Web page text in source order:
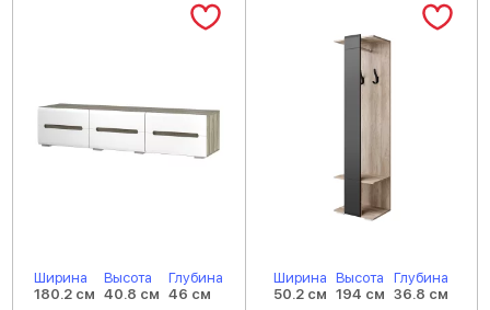
Ширина
180.2 см
Высота
40.8 см
Глубина
46 см
Ширина
50.2 см
Высота
194 см
Глубина
36.8 см